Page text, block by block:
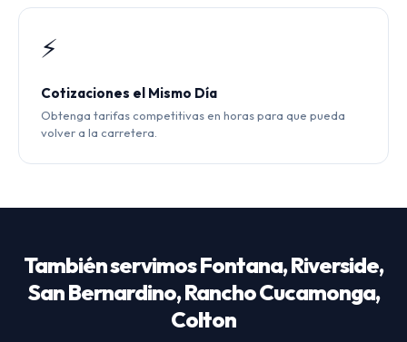
⚡
Cotizaciones el Mismo Día
Obtenga tarifas competitivas en horas para que pueda
volver a la carretera.
También servimos Fontana, Riverside,
San Bernardino, Rancho Cucamonga,
Colton